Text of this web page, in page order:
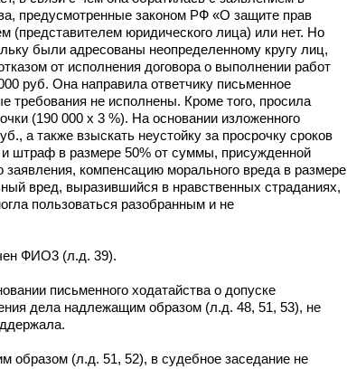
предусмотренные законом РФ «О защите прав
юридического лица) или нет. Но
были адресованы неопределенному кругу лиц,
от исполнения договора о выполнении работ
руб. Она направила ответчику письменное
требования не исполнены. Кроме того, просила
(190 000 х 3 %). На основании изложенного
а также взыскать неустойку за просрочку сроков
штраф в размере 50% от суммы, присужденной
компенсацию морального вреда в размере
вред, выразившийся в нравственных страданиях,
пользоваться разобранным и не
ФИО3 (л.д. 39).
письменного ходатайства о допуске
дела надлежащим образом (л.д. 48, 51, 53), не
(л.д. 51, 52), в судебное заседание не